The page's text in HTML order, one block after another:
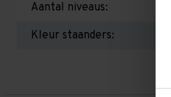
Aantal niveaus:
Kleur staanders: